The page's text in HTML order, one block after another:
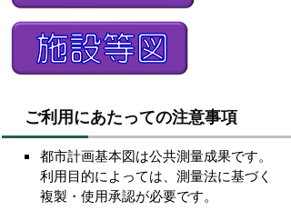
ご利用にあたっての注意事項
都市計画基本図は公共測量成果です。
利用目的によっては、測量法に基づく
複製・使用承認が必要です。